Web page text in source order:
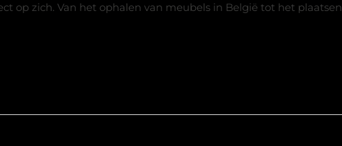
op zich. Van het ophalen van meubels in België tot het plaatsen